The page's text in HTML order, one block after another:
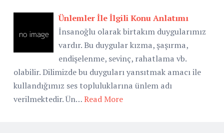
Ünlemler İle İlgili Konu Anlatımı
İnsanoğlu olarak birtakım duygularımız
vardır. Bu duygular kızma, şaşırma,
endişelenme, sevinç, rahatlama vb.
olabilir. Dilimizde bu duyguları yansıtmak amacı ile
kullandığımız ses topluluklarına ünlem adı
verilmektedir. Ün…Read More